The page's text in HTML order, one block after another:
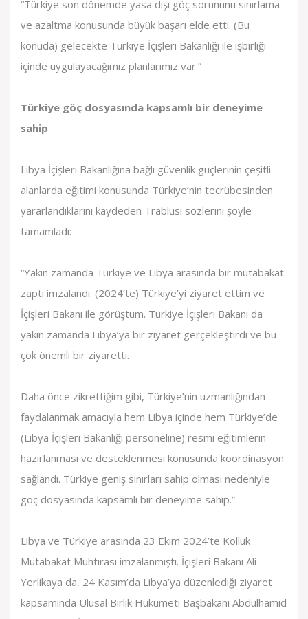
“Türkiye son dönemde yasa dışı göç sorununu sınırlama
ve azaltma konusunda büyük başarı elde etti. (Bu
konuda) gelecekte Türkiye İçişleri Bakanlığı ile işbirliği
içinde uygulayacağımız planlarımız var.”
Türkiye göç dosyasında kapsamlı bir deneyime
sahip
Libya İçişleri Bakanlığına bağlı güvenlik güçlerinin çeşitli
alanlarda eğitimi konusunda Türkiye’nin tecrübesinden
yararlandıklarını kaydeden Trablusi sözlerini şöyle
tamamladı:
“Yakın zamanda Türkiye ve Libya arasında bir mutabakat
zaptı imzalandı. (2024’te) Türkiye’yi ziyaret ettim ve
İçişleri Bakanı ile görüştüm. Türkiye İçişleri Bakanı da
yakın zamanda Libya’ya bir ziyaret gerçekleştirdi ve bu
çok önemli bir ziyaretti.
Daha önce zikrettiğim gibi, Türkiye’nin uzmanlığından
faydalanmak amacıyla hem Libya içinde hem Türkiye’de
(Libya İçişleri Bakanlığı personeline) resmi eğitimlerin
hazırlanması ve desteklenmesi konusunda koordinasyon
sağlandı. Türkiye geniş sınırları sahip olması nedeniyle
göç dosyasında kapsamlı bir deneyime sahip.”
Libya ve Türkiye arasında 23 Ekim 2024’te Kolluk
Mutabakat Muhtırası imzalanmıştı. İçişleri Bakanı Ali
Yerlikaya da, 24 Kasım’da Libya’ya düzenlediği ziyaret
kapsamında Ulusal Birlik Hükümeti Başbakanı Abdulhamid